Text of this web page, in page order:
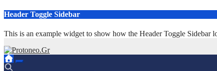
Μετάβαση
περιεχόμενο
Header Toggle Sidebar
This is an example widget to show how the Header Toggle Sidebar